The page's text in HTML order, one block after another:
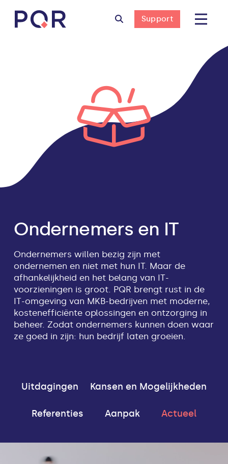
Support
Ondernemers en IT
Ondernemers willen bezig zijn met
ondernemen en niet met hun IT. Maar de
afhankelijkheid en het belang van IT-
voorzieningen is groot. PQR brengt rust in de
IT-omgeving van MKB-bedrijven met moderne,
kostenefficiënte oplossingen en ontzorging in
beheer. Zodat ondernemers kunnen doen waar
ze goed in zijn: hun bedrijf laten groeien.
Uitdagingen Kansen en Mogelijkheden
Referenties Aanpak Actueel